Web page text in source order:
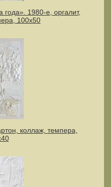
1980-е, оргалит,
100х50
коллаж, темпера,